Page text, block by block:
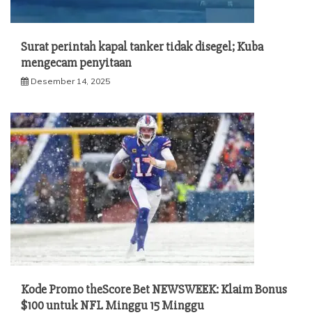
Surat perintah kapal tanker tidak disegel; Kuba
mengecam penyitaan
Desember 14, 2025
Kode Promo theScore Bet NEWSWEEK: Klaim Bonus
$100 untuk NFL Minggu 15 Minggu